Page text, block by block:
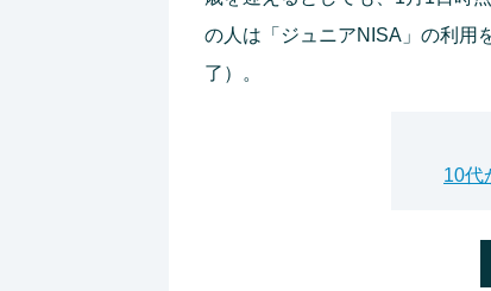
の人は「ジュニアNISA」の利用
了）。
10代